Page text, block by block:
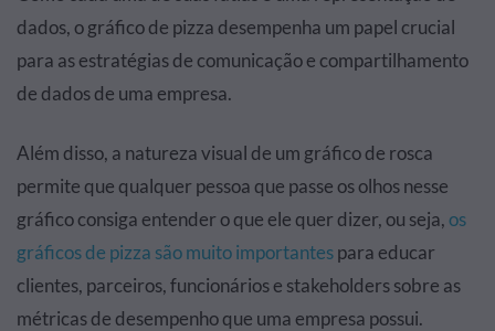
dados, o gráfico de pizza desempenha um papel crucial
para as estratégias de comunicação e compartilhamento
de dados de uma empresa.
Além disso, a natureza visual de um gráfico de rosca
permite que qualquer pessoa que passe os olhos nesse
gráfico consiga entender o que ele quer dizer, ou seja,os
gráficos de pizza são muito importantespara educar
clientes, parceiros, funcionários e stakeholders sobre as
métricas de desempenho que uma empresa possui.